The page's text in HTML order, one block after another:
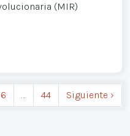
(MIR)
6 … 44 Siguiente ›